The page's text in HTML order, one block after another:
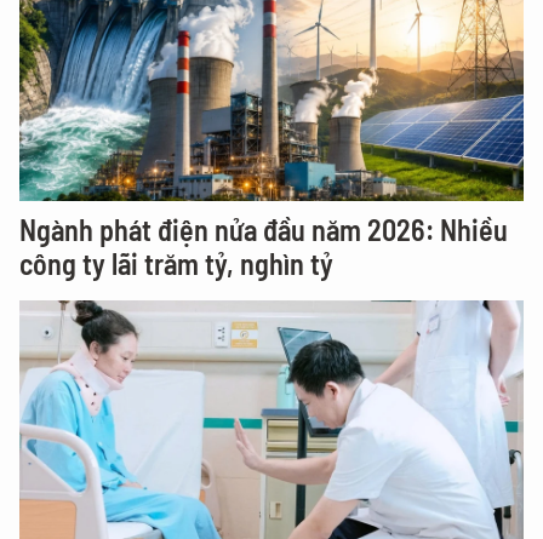
Ngành phát điện nửa đầu năm 2026: Nhiều
công ty lãi trăm tỷ, nghìn tỷ